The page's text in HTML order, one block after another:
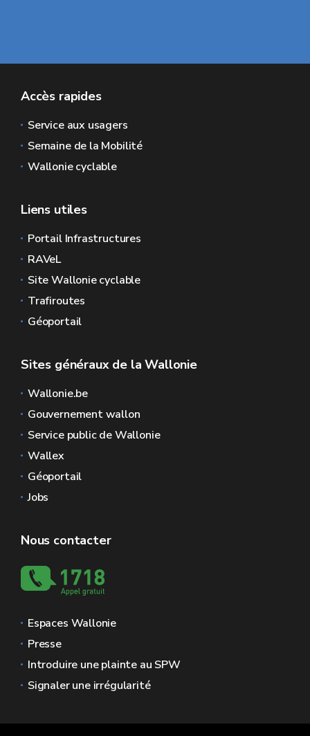
Accès rapides
Service aux usagers
Semaine de la Mobilité
Wallonie cyclable
Liens utiles
Portail Infrastructures
RAVeL
Site Wallonie cyclable
Trafiroutes
Géoportail
Sites généraux de la Wallonie
Wallonie.be
Gouvernement wallon
Service public de Wallonie
Wallex
Géoportail
Jobs
Nous contacter
Espaces Wallonie
Presse
Introduire une plainte au SPW
Signaler une irrégularité